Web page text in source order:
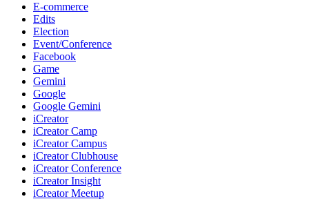
E-commerce
Edits
Election
Event/Conference
Facebook
Game
Gemini
Google
Google Gemini
iCreator
iCreator Camp
iCreator Campus
iCreator Clubhouse
iCreator Conference
iCreator Insight
iCreator Meetup